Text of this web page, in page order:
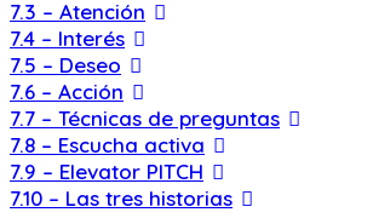
7.3 – Atención
7.4 – Interés
7.5 – Deseo
7.6 – Acción
7.7 – Técnicas de preguntas
7.8 – Escucha activa
7.9 – Elevator PITCH
7.10 – Las tres historias